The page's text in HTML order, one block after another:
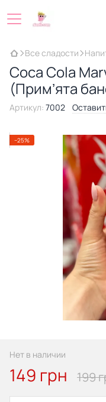
Все сладости
Coca Cola
(Примʼята
Артикул: 7002
−25%
Нет в наличии
149 грн 199